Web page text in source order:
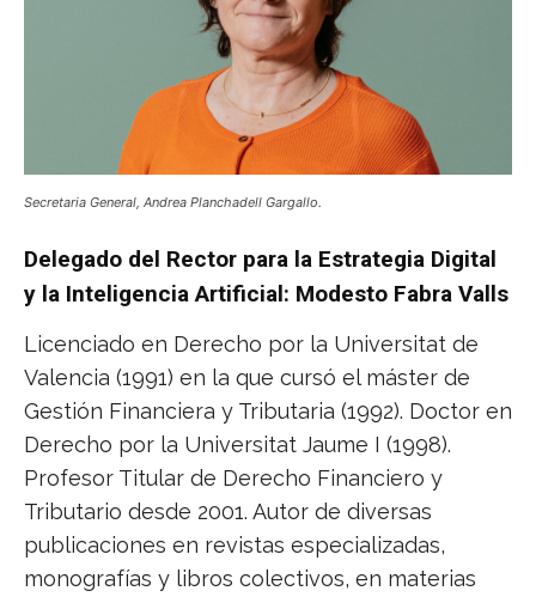
Secretaria General, Andrea Planchadell Gargallo.
Delegado del Rector para la Estrategia Digital
y la Inteligencia Artificial: Modesto Fabra Valls
Licenciado en Derecho por la Universitat de
Valencia (1991) en la que cursó el máster de
Gestión Financiera y Tributaria (1992). Doctor en
Derecho por la Universitat Jaume I (1998).
Profesor Titular de Derecho Financiero y
Tributario desde 2001. Autor de diversas
publicaciones en revistas especializadas,
monografías y libros colectivos, en materias